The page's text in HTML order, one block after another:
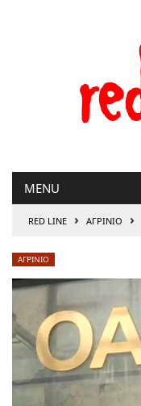
MENU
RED LINE › ΑΓΡΙΝΙΟ ›
ΑΓΡΙΝΙΟ